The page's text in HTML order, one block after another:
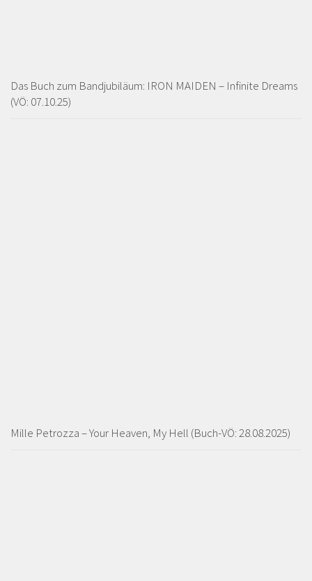
Das Buch zum Bandjubiläum: IRON MAIDEN – Infinite Dreams
(VÖ: 07.10.25)
Mille Petrozza – Your Heaven, My Hell (Buch-VÖ: 28.08.2025)